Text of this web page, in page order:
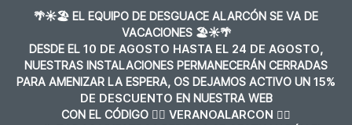
🌴☀️🏖️ EL EQUIPO DE DESGUACE ALARCÓN SE VA DE
VACACIONES 🏖️☀️🌴
DESDE EL 10 DE AGOSTO HASTA EL 24 DE AGOSTO,
NUESTRAS INSTALACIONES PERMANECERÁN CERRADAS
PARA AMENIZAR LA ESPERA, OS DEJAMOS ACTIVO UN 15%
DE DESCUENTO EN NUESTRA WEB
CON EL CÓDIGO 👉🏼 VERANOALARCON 👈🏼